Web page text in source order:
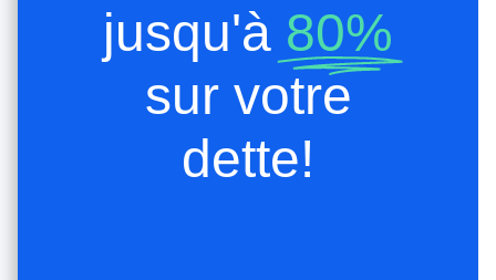
jusqu'à 80%
sur votre
dette!